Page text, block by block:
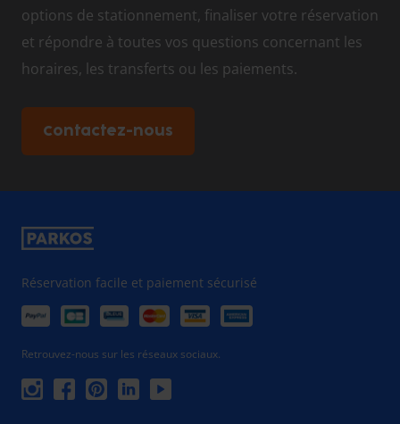
options de stationnement, finaliser votre réservation
et répondre à toutes vos questions concernant les
horaires, les transferts ou les paiements.
Contactez-nous
Réservation facile et paiement sécurisé
Retrouvez-nous sur les réseaux sociaux.